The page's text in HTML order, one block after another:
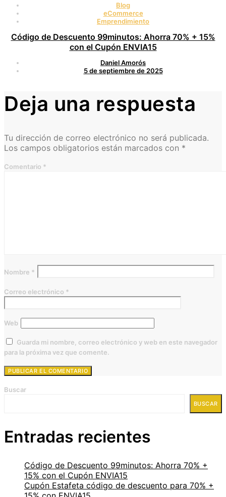
Blog
eCommerce
Emprendimiento
Código de Descuento 99minutos: Ahorra 70% + 15%
con el Cupón ENVIA15
Daniel Amorós
5 de septiembre de 2025
Deja una respuesta
Tu dirección de correo electrónico no será publicada.
Los campos obligatorios están marcados con *
Comentario *
Nombre *
Correo electrónico *
Web
Guarda mi nombre, correo electrónico y web en este navegador
para la próxima vez que comente.
Buscar
BUSCAR
Entradas recientes
Código de Descuento 99minutos: Ahorra 70% +
15% con el Cupón ENVIA15
Cupón Estafeta código de descuento para 70% +